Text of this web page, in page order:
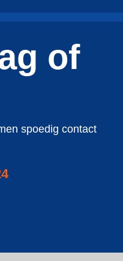
of
spoedig contact